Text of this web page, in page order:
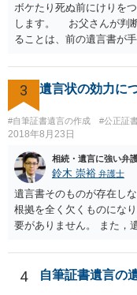
ボケたり死ぬ前にけりを
します。 お父さんが判
ることは、前の遺言書
してもらって 診断書を
作成するのがよいと思
から、弁護士に依頼して
3 遺言状の効力に
#自筆証書遺言の作成 #公正証
2018年8月23日
相続・遺言に強い弁
鈴木 崇裕 弁護士
遺言書そのものが存在し
根拠を全く欠くものにな
要がありません。 また，
ご回答にもありますが，
方に対して， ・相続に
と ・今後一切の連絡をし
4 自筆証書遺言の